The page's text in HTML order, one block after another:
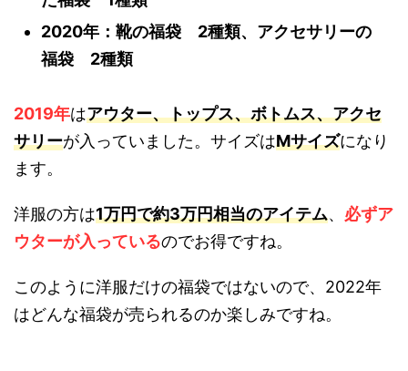
2020年：靴の福袋 2種類、アクセサリーの
福袋 2種類
2019年はアウター、トップス、ボトムス、アクセ
サリーが入っていました。サイズはMサイズになり
ます。
洋服の方は1万円で約3万円相当のアイテム、 必ずア
ウターが入っているのでお得ですね。
このように洋服だけの福袋ではないので、2022年
はどんな福袋が売られるのか楽しみですね。